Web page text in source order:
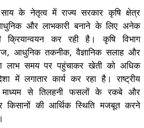
के नेतृत्व में राज्य सरकार कृषि क्षेत्र
और लाभकारी बनाने के लिए अनेक
क्रियान्वयन कर रही है। कृषि विभाग
आधुनिक तकनीक, वैज्ञानिक सलाह और
लाभ समय पर पहुंचाकर खेती को अधिक
में लगातार कार्य कर रहा है। राष्ट्रीय
से तिलहनी फसलों के रकबे और
किसानों की आर्थिक स्थिति मजबूत करने